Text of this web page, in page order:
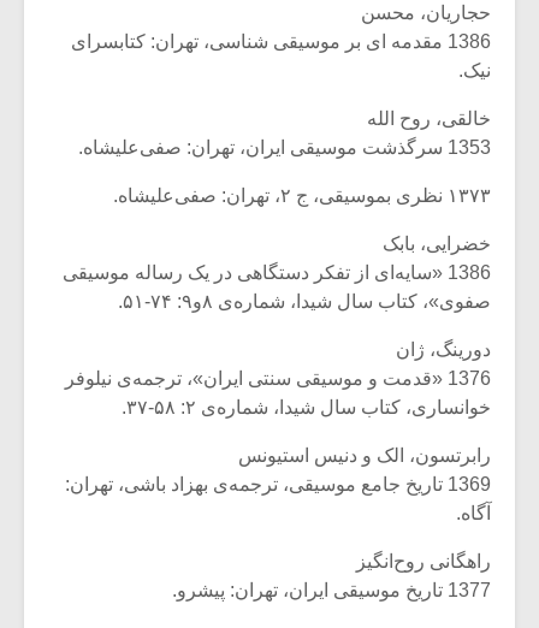
حجاریان، محسن
1386 مقدمه ای بر موسیقی شناسی، تهران: کتابسرای
نیک.
خالقی، روح الله
1353 سرگذشت موسیقی ایران، تهران: صفی‌علیشاه.
۱۳۷۳ نظری بموسیقی، ج ۲، تهران: صفی‌علیشاه.
خضرایی، بابک
1386 «سایه‌ای از تفکر دستگاهی در یک رساله‌ موسیقی
صفوی»، کتاب سال شیدا، شماره‌ی ۸و۹: ۷۴-۵۱.
دورینگ، ژان
1376 «قدمت و موسیقی سنتی ایران»، ترجمه‌ی نیلوفر
خوانساری، کتاب سال شیدا، شماره‌ی ۲: ۵۸-۳۷.
رابرتسون، الک و دنیس استیونس
1369 تاریخ جامع موسیقی، ترجمه‌ی بهزاد باشی، تهران:
آگاه.
راهگانی روح‌انگیز
1377 تاریخ موسیقی ایران، تهران: پیشرو.